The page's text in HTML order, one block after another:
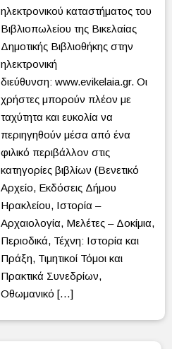
ηλεκτρονικού καταστήματος του
Βιβλιοπωλείου της Βικελαίας
Δημοτικής Βιβλιοθήκης στην
ηλεκτρονική
διεύθυνση: www.evikelaia.gr. Οι
χρήστες μπορούν πλέον με
ταχύτητα και ευκολία να
περιηγηθούν μέσα από ένα
φιλικό περιβάλλον στις
κατηγορίες βιβλίων (Βενετικό
Αρχείο, Εκδόσεις Δήμου
Ηρακλείου, Ιστορία –
Αρχαιολογία, Μελέτες – Δοκίμια,
Περιοδικά, Τέχνη: Ιστορία και
Πράξη, Τιμητικοί Τόμοι και
Πρακτικά Συνεδρίων,
Οθωμανικό […]